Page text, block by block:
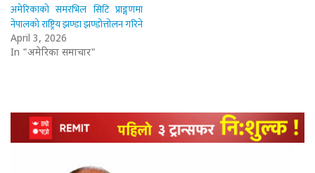
अमेरिकाको समरभिल सिटि प्राङ्गणमा
नेपालको राष्ट्रिय झण्डा झण्डोत्तोलन गरिने
April 3, 2026
In "अमेरिका समाचार"